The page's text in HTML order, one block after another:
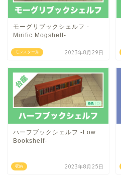
モンスター系
モーグリブックシェルフ -
Mirific Mogshelf-
2023年8月29日
収納
ハーフブックシェルフ -Low
Bookshelf-
2023年8月25日